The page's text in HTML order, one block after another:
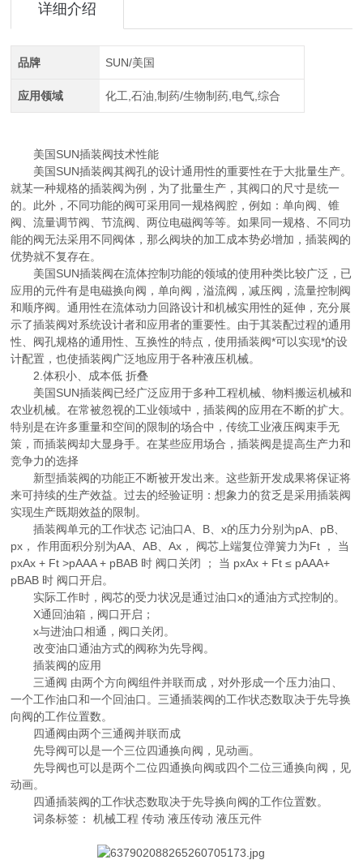
详细介绍
品牌 SUN/美国
应用领域 化工,石油,制药/生物制药,电气,综合
美国SUN插装阀技术性能
美国SUN插装阀其阀孔的设计通用性的重要性在于大批量生产。
就某一种规格的插装阀为例，为了批量生产，其阀口的尺寸是统一
的。此外，不同功能的阀可采用同一规格阀腔，例如：单向阀、锥
阀、流量调节阀、节流阀、两位电磁阀等等。如果同一规格、不同功
能的阀无法采用不同阀体，那么阀块的加工成本势必增加，插装阀的
优势就不复存在。
美国SUN插装阀在流体控制功能的领域的使用种类比较广泛，已
应用的元件有是电磁换向阀，单向阀，溢流阀，减压阀，流量控制阀
和顺序阀。通用性在流体动力回路设计和机械实用性的延伸，充分展
示了插装阀对系统设计者和应用者的重要性。由于其装配过程的通用
性、阀孔规格的通用性、互换性的特点，使用插装阀*可以实现*的设
计配置，也使插装阀广泛地应用于各种液压机械。
2.体积小、成本低 折叠
美国SUN插装阀已经广泛应用于多种工程机械、物料搬运机械和
农业机械。在常被忽视的工业领域中，插装阀的应用在不断的扩大。
特别是在许多重量和空间的限制的场合中，传统工业液压阀束手无
策，而插装阀却大显身手。在某些应用场合，插装阀是提高生产力和
竞争力的选择
新型插装阀的功能正不断被开发出来。这些新开发成果将保证将
来可持续的生产效益。过去的经验证明：想象力的贫乏是采用插装阀
实现生产既期效益的限制。
插装阀单元的工作状态 记油口A、B、x的压力分别为pA、pB、
px， 作用面积分别为AA、AB、Ax， 阀芯上端复位弹簧力为Ft ， 当
pxAx + Ft >pAAA + pBAB 时 阀口关闭 ； 当 pxAx + Ft ≤ pAAA+
pBAB 时 阀口开启。
实际工作时，阀芯的受力状况是通过油口x的通油方式控制的。
X通回油箱，阀口开启；
x与进油口相通，阀口关闭。
改变油口通油方式的阀称为先导阀。
插装阀的应用
三通阀 由两个方向阀组件并联而成，对外形成一个压力油口、
一个工作油口和一个回油口。三通插装阀的工作状态数取决于先导换
向阀的工作位置数。
四通阀由两个三通阀并联而成
先导阀可以是一个三位四通换向阀，见动画。
先导阀也可以是两个二位四通换向阀或四个二位三通换向阀，见
动画。
四通插装阀的工作状态数取决于先导换向阀的工作位置数。
词条标签： 机械工程 传动 液压传动 液压元件